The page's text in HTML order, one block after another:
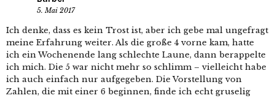
5. Mai 2017
Ich denke, dass es kein Trost ist, aber ich gebe mal ungefragt
meine Erfahrung weiter. Als die große 4 vorne kam, hatte
ich ein Wochenende lang schlechte Laune, dann berappelte
ich mich. Die 5 war nicht mehr so schlimm – vielleicht habe
ich auch einfach nur aufgegeben. Die Vorstellung von
Zahlen, die mit einer 6 beginnen, finde ich echt gruselig